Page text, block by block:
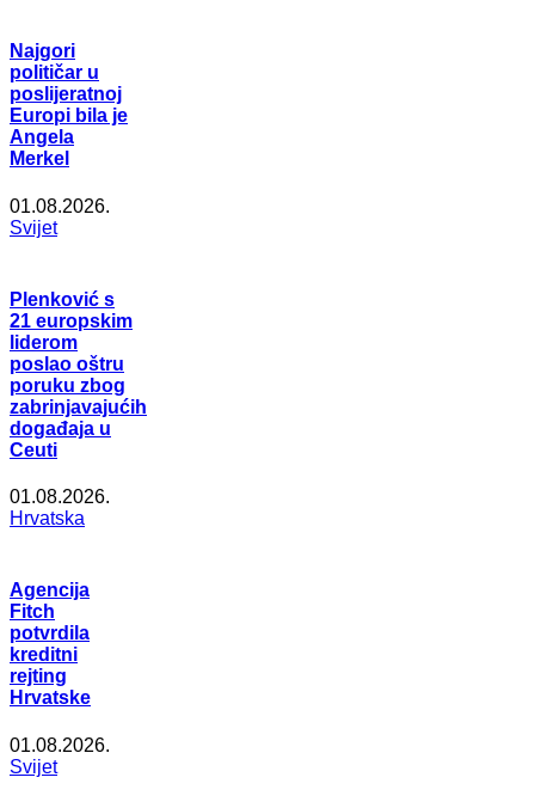
Najgori
političar u
poslijeratnoj
Europi bila je
Angela
Merkel
01.08.2026.
Svijet
Plenković s
21 europskim
liderom
poslao oštru
poruku zbog
zabrinjavajućih
događaja u
Ceuti
01.08.2026.
Hrvatska
Agencija
Fitch
potvrdila
kreditni
rejting
Hrvatske
01.08.2026.
Svijet